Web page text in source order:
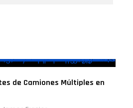
de Camiones Múltiples en